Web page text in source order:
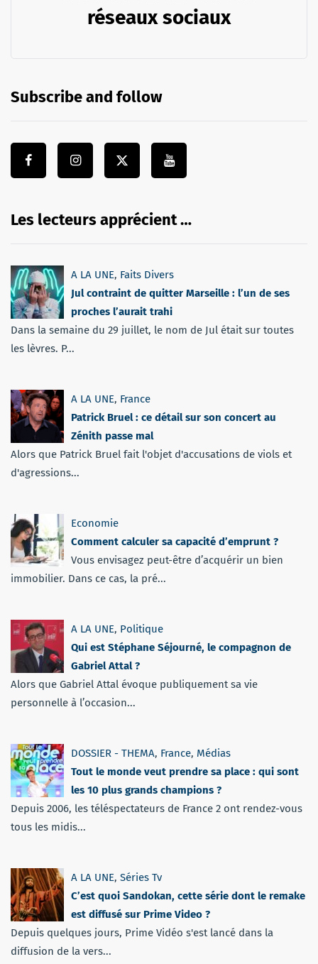
réseaux sociaux
Subscribe and follow
Les lecteurs apprécient …
A LA UNE, Faits Divers
Jul contraint de quitter Marseille : l’un de ses
proches l’aurait trahi
Dans la semaine du 29 juillet, le nom de Jul était sur toutes
les lèvres. P...
A LA UNE, France
Patrick Bruel : ce détail sur son concert au
Zénith passe mal
Alors que Patrick Bruel fait l'objet d'accusations de viols et
d'agressions...
Economie
Comment calculer sa capacité d’emprunt ?
Vous envisagez peut-être d’acquérir un bien
immobilier. Dans ce cas, la pré...
A LA UNE, Politique
Qui est Stéphane Séjourné, le compagnon de
Gabriel Attal ?
Alors que Gabriel Attal évoque publiquement sa vie
personnelle à l’occasion...
DOSSIER - THEMA, France, Médias
Tout le monde veut prendre sa place : qui sont
les 10 plus grands champions ?
Depuis 2006, les téléspectateurs de France 2 ont rendez-vous
tous les midis...
A LA UNE, Séries Tv
C’est quoi Sandokan, cette série dont le remake
est diffusé sur Prime Video ?
Depuis quelques jours, Prime Vidéo s'est lancé dans la
diffusion de la vers...